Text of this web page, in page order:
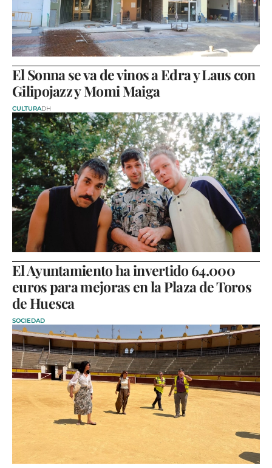
El Sonna se va de vinos a Edra y Laus con
Gilipojazz y Momi Maiga
CULTURADH
El Ayuntamiento ha invertido 64.000
euros para mejoras en la Plaza de Toros
de Huesca
SOCIEDAD